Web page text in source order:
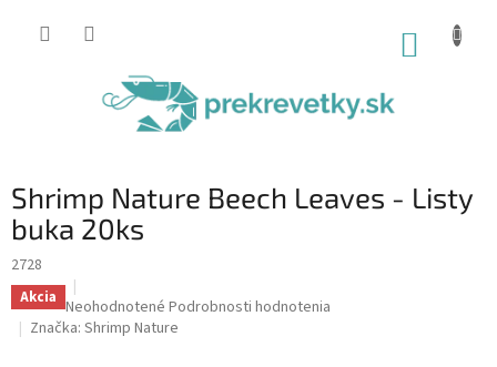
Shrimp Nature Beech Leaves - Listy
buka 20ks
2728
Akcia Priemerné
hodnotenie
Neohodnotené Podrobnosti hodnotenia
Značka: Shrimp Nature